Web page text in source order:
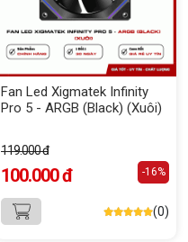
Fan Led Xigmatek Infinity
Pro 5 - ARGB (Black) (Xuôi)
119.000 đ
100.000 đ -16%
(0)